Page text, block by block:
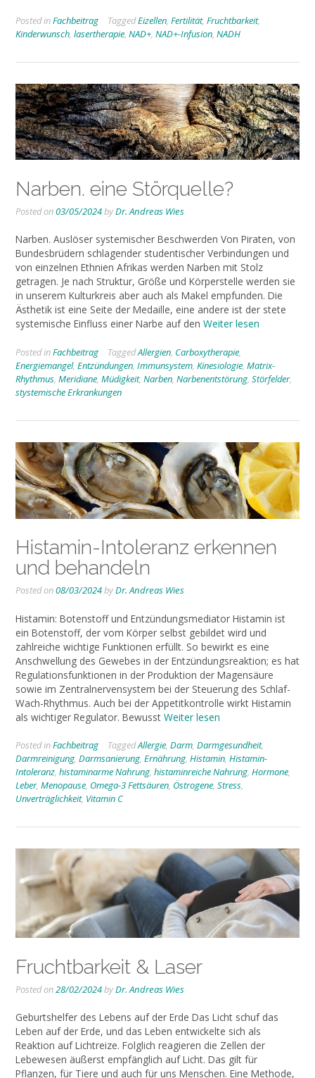
Posted inFachbeitrag TaggedEizellen, Fertilität, Fruchtbarkeit,
Kinderwunsch, lasertherapie, NAD+, NAD+-Infusion, NADH
Narben. eine Störquelle?
Posted on03/05/2024byDr. Andreas Wies
Narben. Auslöser systemischer Beschwerden Von Piraten, von
Bundesbrüdern schlagender studentischer Verbindungen und
von einzelnen Ethnien Afrikas werden Narben mit Stolz
getragen. Je nach Struktur, Größe und Körperstelle werden sie
in unserem Kulturkreis aber auch als Makel empfunden. Die
Ästhetik ist eine Seite der Medaille, eine andere ist der stete
systemische Einfluss einer Narbe auf den Weiter lesen
Posted inFachbeitrag TaggedAllergien, Carboxytherapie,
Energiemangel, Entzündungen, Immunsystem, Kinesiologie, Matrix-
Rhythmus, Meridiane, Müdigkeit, Narben, Narbenentstörung, Störfelder,
stystemische Erkrankungen
Histamin-Intoleranz erkennen
und behandeln
Posted on08/03/2024byDr. Andreas Wies
Histamin: Botenstoff und Entzündungsmediator Histamin ist
ein Botenstoff, der vom Körper selbst gebildet wird und
zahlreiche wichtige Funktionen erfüllt. So bewirkt es eine
Anschwellung des Gewebes in der Entzündungsreaktion; es hat
Regulationsfunktionen in der Produktion der Magensäure
sowie im Zentralnervensystem bei der Steuerung des Schlaf-
Wach-Rhythmus. Auch bei der Appetitkontrolle wirkt Histamin
als wichtiger Regulator. Bewusst Weiter lesen
Posted inFachbeitrag TaggedAllergie, Darm, Darmgesundheit,
Darmreinigung, Darmsanierung, Ernährung, Histamin, Histamin-
Intoleranz, histaminarme Nahrung, histaminreiche Nahrung, Hormone,
Leber, Menopause, Omega-3 Fettsäuren, Östrogene, Stress,
Unverträglichkeit, Vitamin C
Fruchtbarkeit & Laser
Posted on28/02/2024byDr. Andreas Wies
Geburtshelfer des Lebens auf der Erde Das Licht schuf das
Leben auf der Erde, und das Leben entwickelte sich als
Reaktion auf Lichtreize. Folglich reagieren die Zellen der
Lebewesen äußerst empfänglich auf Licht. Das gilt für
Pflanzen, für Tiere und auch für uns Menschen. Eine Methode,